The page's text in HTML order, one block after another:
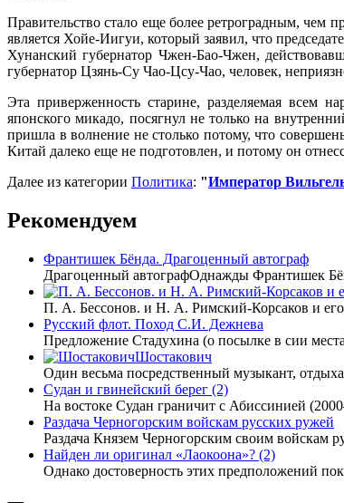
Правительство стало еще более ретроградным, чем
является Хойе-Иигуи, который заявил, что
Хунанский губернатор Чжен-Бао-Чжен,
губернатор Цзянь-Су Чао-Цсу-Чао, человек,
Эта приверженность старине, разделяемая всем
японского микадо, посягнул не только на
пришла в волнение не столько потому, что
Китай далеко еще не подготовлен, и потому он
Далее из категории Политика: "Император
Рекомендуем
Франтишек Бёнда. Драгоценный автограф
Драгоценный автографОднажды Франтишек
П. А. Бессонов. и Н. А. Римский-Корсаков и
Русский флот. Поход С.И. Дежнева
Предложение Стадухина (о посылке в сии
Шостакович
Один весьма посредственный музыкант,
Судан и гвинейский берег (2)
На востоке Судан граничит с Абиссинией
Раздача Черногорским войскам русских ружей
Раздача Князем Черногорским своим войскам
Найден ли оригинал «Лаокоона»? (2)
Однако достоверность этих предположений